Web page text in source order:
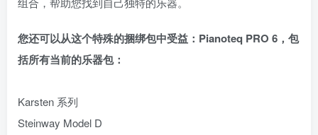
您还可以从这个特殊的捆绑包中受益：Pianoteq PRO 6，包
括所有当前的乐器包：
Karsten 系列
Steinway Model D